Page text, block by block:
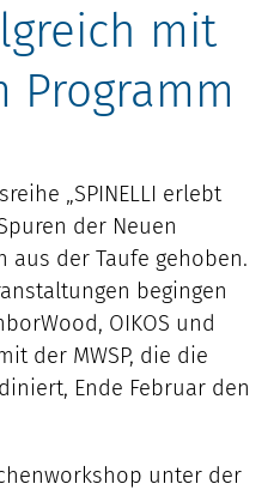
mit
Programm
„SPINELLI erlebt
der Neuen
aus der Taufe gehoben.
begingen
OIKOS und
der MWSP, die die
Ende Februar den
unter der